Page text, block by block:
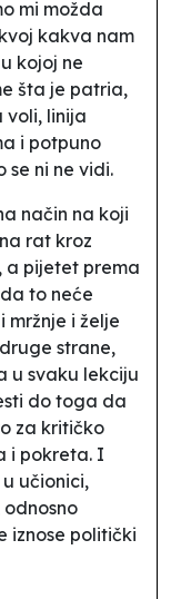
mi možda
kakva nam
kojoj ne
šta je patria,
voli, linija
i potpuno
se ni ne vidi.
način na koji
rat kroz
a pijetet prema
to neće
mržnje i želje
strane,
u svaku lekciju
do toga da
za kritičko
i pokreta. I
učionici,
iznose politički